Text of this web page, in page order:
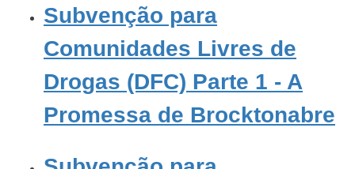
Subvenção para
Comunidades Livres de
Drogas (DFC) Parte 1 - A
Promessa de Brocktonabre